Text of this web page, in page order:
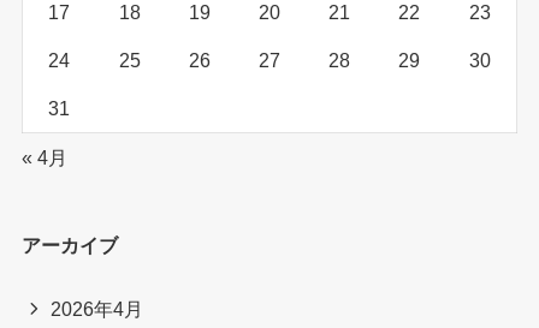
17 18 19 20 21 22 23
24 25 26 27 28 29 30
31
« 4月
アーカイブ
2026年4月